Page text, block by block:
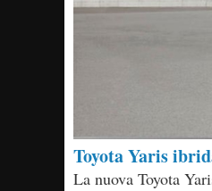
Toyota Yaris
La nuova Toyota